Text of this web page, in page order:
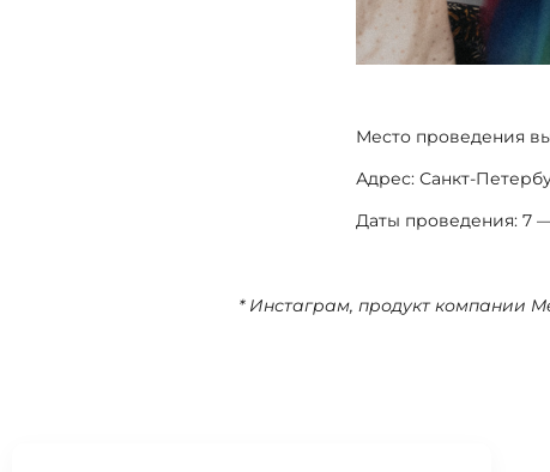
Место проведения
Адрес: Санкт-
Даты проведения: 7
* Инстаграм, продукт компании